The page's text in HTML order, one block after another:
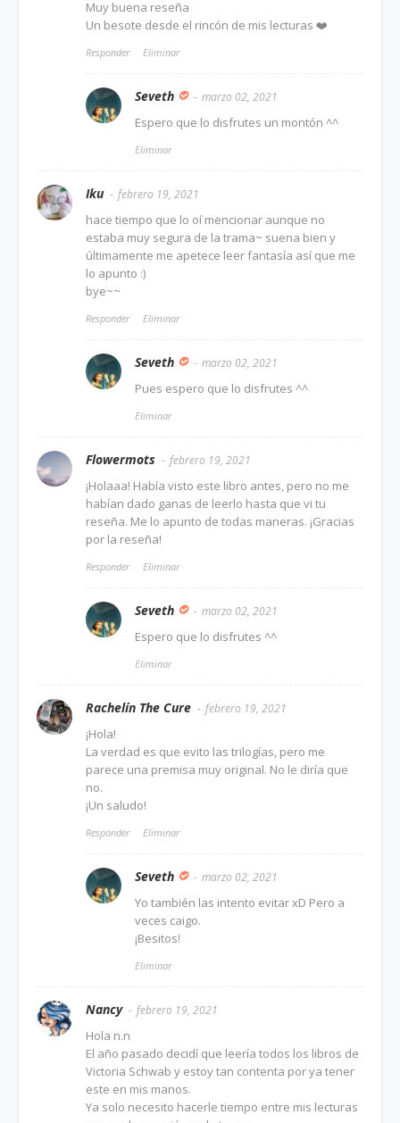
Muy buena reseña
Un besote desde el rincón de mis lecturas ❤️
Responder Eliminar
Seveth marzo 02, 2021
Espero que lo disfrutes un montón ^^
Eliminar
Iku febrero 19, 2021
hace tiempo que lo oí mencionar aunque no
estaba muy segura de la trama~ suena bien y
últimamente me apetece leer fantasía así que me
lo apunto :)
bye~~
Responder Eliminar
Seveth marzo 02, 2021
Pues espero que lo disfrutes ^^
Eliminar
Flowermots febrero 19, 2021
¡Holaaa! Había visto este libro antes, pero no me
habían dado ganas de leerlo hasta que vi tu
reseña. Me lo apunto de todas maneras. ¡Gracias
por la reseña!
Responder Eliminar
Seveth marzo 02, 2021
Espero que lo disfrutes ^^
Eliminar
Rachelín The Cure febrero 19, 2021
¡Hola!
La verdad es que evito las trilogías, pero me
parece una premisa muy original. No le diría que
no.
¡Un saludo!
Responder Eliminar
Seveth marzo 02, 2021
Yo también las intento evitar xD Pero a
veces caigo.
¡Besitos!
Eliminar
Nancy febrero 19, 2021
Hola n.n
El año pasado decidí que leería todos los libros de
Victoria Schwab y estoy tan contenta por ya tener
este en mis manos.
Ya solo necesito hacerle tiempo entre mis lecturas